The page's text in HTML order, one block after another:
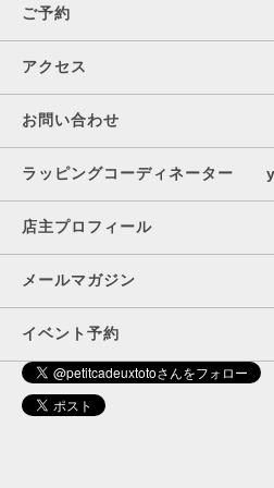
ご予約
アクセス
お問い合わせ
ラッピングコーディネーター
店主プロフィール
メールマガジン
イベント予約